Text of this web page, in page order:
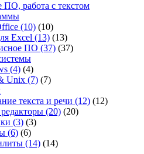
работа с текстом
(10) (10)
Excel (13) (13)
ПО (37) (37)
(4) (4)
Unix (7) (7)
текста и речи (12) (12)
(20) (20)
(3) (3)
(6) (6)
(14) (14)